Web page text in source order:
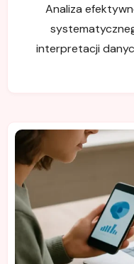
Analiza
interpretacji